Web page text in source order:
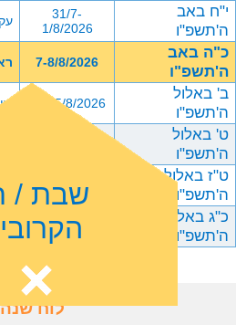
י"ח באב
ה'תשפ"ו
31/7-
1/8/2026
כ"ה באב
ה'תשפ"ו
7-8/8/2026
ב' באלול
ה'תשפ"ו
14-15/8/2026
ט' באלול
ה'תשפ"ו
ט"ז באלול
ה'תשפ"ו
28-29/8/2026
כ"ג באלול
ה'תשפ"ו
4-5/9/2026
שבת /
לוח שנה